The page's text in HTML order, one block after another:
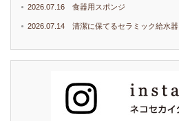
2026.07.16 食器用スポンジ
2026.07.14 清潔に保てるセラミック給水器